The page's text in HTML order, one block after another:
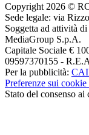
Copyright 2026 ©
Sede legale: via
Soggetta ad attività
MediaGroup S.p.A.
Capitale Sociale €
09597370155 -
Per la pubblicità:
Preferenze sui cookie
Stato del consenso ai